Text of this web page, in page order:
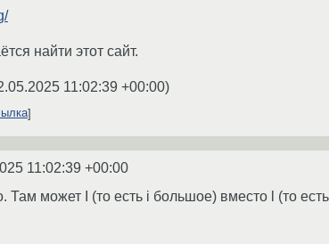
найти этот сайт.
11:02:39 +00:00)
11:02:39 +00:00
Там может I (то есть i большое) вместо l (то